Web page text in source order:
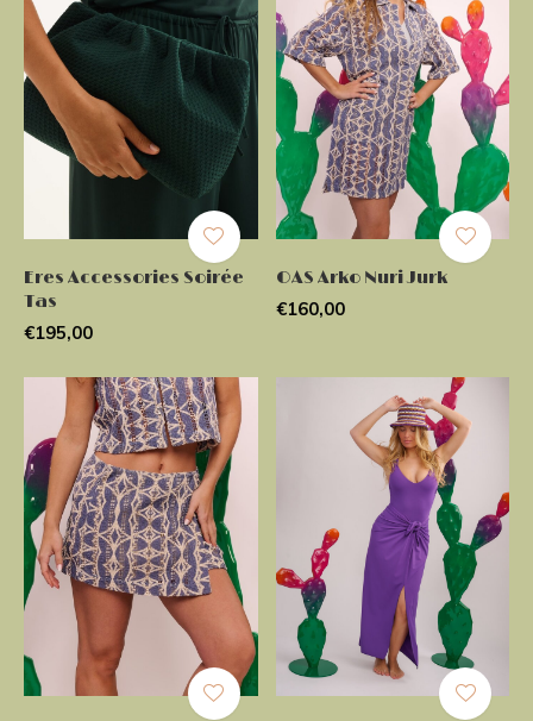
Eres Accessories Soirée
Tas
€195,00
OAS Arko Nuri Jurk
€160,00